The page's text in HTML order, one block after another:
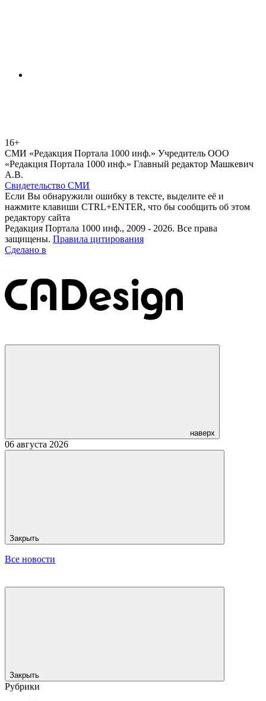
16+
СМИ «Редакция Портала 1000 инф.» Учредитель ООО
«Редакция Портала 1000 инф.» Главный редактор Машкевич
А.В.
Свидетельство СМИ
Если Вы обнаружили ошибку в тексте, выделите её и
нажмите клавиши CTRL+ENTER, что бы сообщить об этом
редактору сайта
Редакция Портала 1000 инф., 2009 - 2026. Все права
защищены. Правила цитирования
Сделано в
наверх
06 августа 2026
Закрыть
Все новости
Закрыть
Рубрики